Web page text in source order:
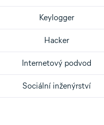
Keylogger
Hacker
Internetový podvod
Sociální inženýrství